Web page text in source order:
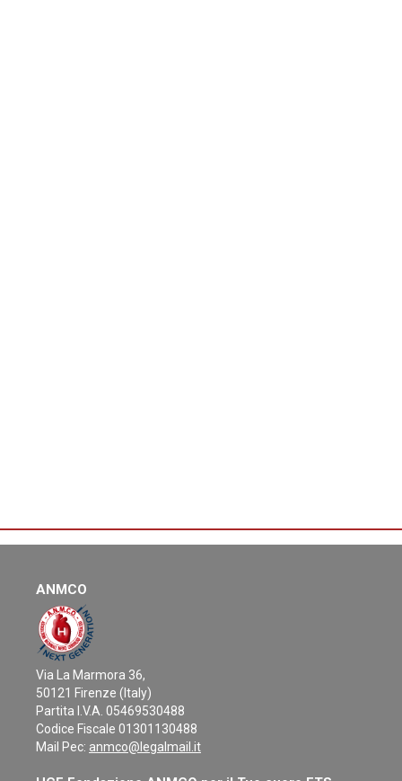
ANMCO
Via La Marmora 36,
50121 Firenze (Italy)
Partita I.V.A. 05469530488
Codice Fiscale 01301130488
Mail Pec: anmco@legalmail.it